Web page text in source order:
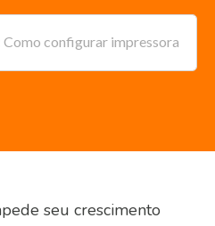
Como configurar impressora
seu crescimento